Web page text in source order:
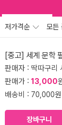
저가격순 모든
[중고] 세계 문학
판매자 : 딱따구리
판매가 : 13,000
배송비 : 70,000
장바구니